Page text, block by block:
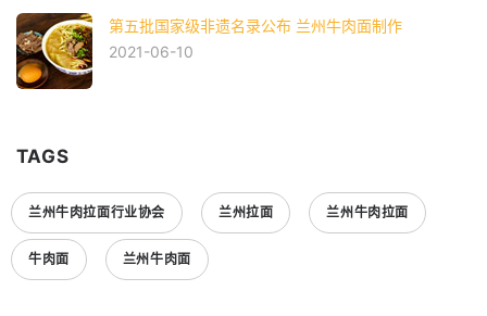
第五批国家级非遗名录公布 兰州牛肉面制作
2021-06-10
TAGS
兰州牛肉拉面行业协会 兰州拉面 兰州牛肉拉面
牛肉面 兰州牛肉面